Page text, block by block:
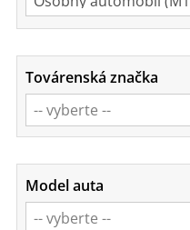
Továrenská značka
Model auta